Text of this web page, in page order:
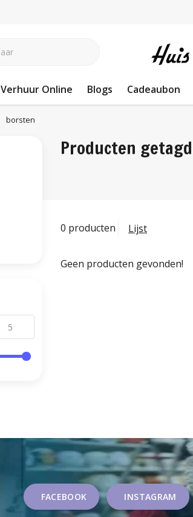
Verhuur Online Blogs Cadeaubon
borsten
Producten
0 producten Lijst
Geen producten gevonden!
FACEBOOK INSTAGRAM